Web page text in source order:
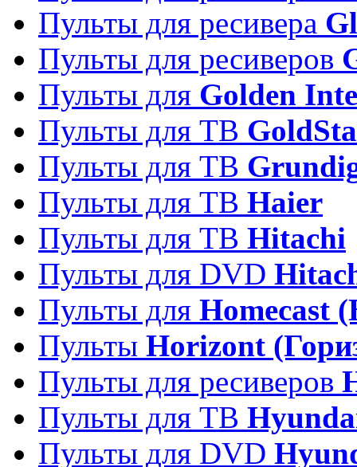
Пульты для ресивера
Пульты для ресиверов
Пульты для Golden
Пульты для ТВ
Пульты для ТВ
Пульты для ТВ Haier
Пульты для ТВ Hitachi
Пульты для DVD
Пульты для Homecast
Пульты Horizont
Пульты для ресиверов
Пульты для ТВ
Пульты для DVD